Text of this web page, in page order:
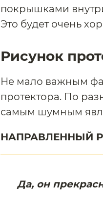
покрышками
Это будет очень
Рисунок
Не мало важным
протектора. По
самым шумным
НАПРАВЛЕННЫЙ
Да, он